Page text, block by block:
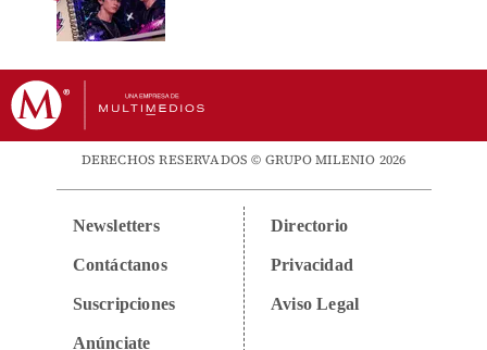
DERECHOS RESERVADOS © GRUPO MILENIO 2026
Newsletters
Contáctanos
Suscripciones
Anúnciate
Directorio
Privacidad
Aviso Legal